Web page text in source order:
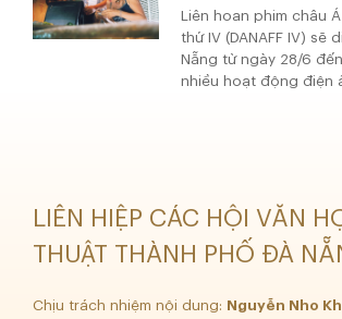
Liên hoan phim châu
thứ IV (DANAFF IV) sẽ
Nẵng từ ngày 28/6
nhiều hoạt động điện
LIÊN HIỆP CÁC HỘI VĂN
THUẬT THÀNH PHỐ ĐÀ
Chịu trách nhiệm nội dung: Nguyễn Nho